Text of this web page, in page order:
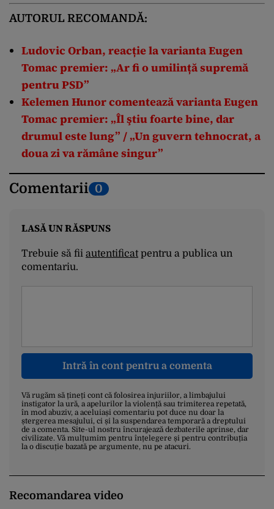
AUTORUL RECOMANDĂ:
Ludovic Orban, reacție la varianta Eugen
Tomac premier: „Ar fi o umilință supremă
pentru PSD”
Kelemen Hunor comentează varianta Eugen
Tomac premier: „Îl ştiu foarte bine, dar
drumul este lung” / „Un guvern tehnocrat, a
doua zi va rămâne singur”
Comentarii 0
LASĂ UN RĂSPUNS
Trebuie să fii autentificatpentru a publica un
comentariu.
Intră în cont pentru a comenta
Vă rugăm să țineți cont că folosirea injuriilor, a limbajului
instigator la ură, a apelurilor la violență sau trimiterea repetată,
în mod abuziv, a aceluiași comentariu pot duce nu doar la
ștergerea mesajului, ci și la suspendarea temporară a dreptului
de a comenta. Site-ul nostru încurajează dezbaterile aprinse, dar
civilizate. Vă mulțumim pentru înțelegere și pentru contribuția
la o discuție bazată pe argumente, nu pe atacuri.
Recomandarea video